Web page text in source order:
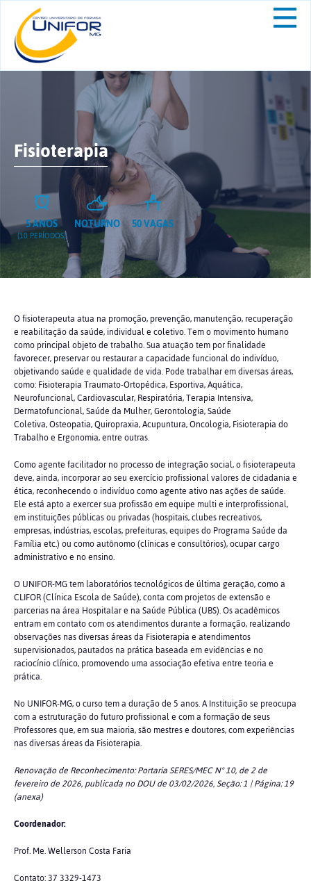
Fisioterapia
5 ANOS
(10 PERÍODOS)
NOTURNO 50 VAGAS
O fisioterapeuta atua na promoção, prevenção, manutenção, recuperação
e reabilitação da saúde, individual e coletivo. Tem o movimento humano
como principal objeto de trabalho. Sua atuação tem por finalidade
favorecer, preservar ou restaurar a capacidade funcional do indivíduo,
objetivando saúde e qualidade de vida. Pode trabalhar em diversas áreas,
como: Fisioterapia Traumato-Ortopédica, Esportiva, Aquática,
Neurofuncional, Cardiovascular, Respiratória, Terapia Intensiva,
Dermatofuncional, Saúde da Mulher, Gerontologia, Saúde
Coletiva, Osteopatia, Quiropraxia, Acupuntura, Oncologia, Fisioterapia do
Trabalho e Ergonomia, entre outras.
Como agente facilitador no processo de integração social, o fisioterapeuta
deve, ainda, incorporar ao seu exercício profissional valores de cidadania e
ética, reconhecendo o indivíduo como agente ativo nas ações de saúde.
Ele está apto a exercer sua profissão em equipe multi e interprofissional,
em instituições públicas ou privadas (hospitais, clubes recreativos,
empresas, indústrias, escolas, prefeituras, equipes do Programa Saúde da
Família etc.) ou como autônomo (clínicas e consultórios), ocupar cargo
administrativo e no ensino.
O UNIFOR-MG tem laboratórios tecnológicos de última geração, como a
CLIFOR (Clínica Escola de Saúde), conta com projetos de extensão e
parcerias na área Hospitalar e na Saúde Pública (UBS). Os acadêmicos
entram em contato com os atendimentos durante a formação, realizando
observações nas diversas áreas da Fisioterapia e atendimentos
supervisionados, pautados na prática baseada em evidências e no
raciocínio clínico, promovendo uma associação efetiva entre teoria e
prática.
No UNIFOR-MG, o curso tem a duração de 5 anos. A Instituição se preocupa
com a estruturação do futuro profissional e com a formação de seus
Professores que, em sua maioria, são mestres e doutores, com experiências
nas diversas áreas da Fisioterapia.
Renovação de Reconhecimento:Portaria SERES/MEC N° 10, de 2 de
fevereiro de 2026, publicada no DOU de 03/02/2026, Seção: 1 | Página: 19
(anexa)
Coordenador:
Prof. Me. Wellerson Costa Faria